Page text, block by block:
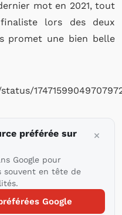
mot en 2021, tout
lors des deux
promet une bien belle
préférée sur
Google pour
souvent en tête de
Google